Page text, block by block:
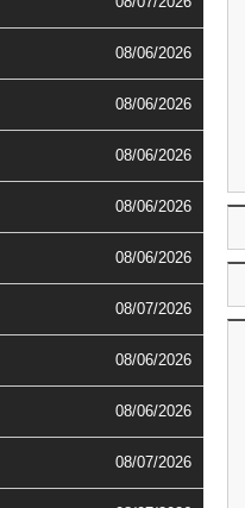
08/06/2026
08/06/2026
08/06/2026
08/06/2026
08/06/2026
08/07/2026
08/06/2026
08/06/2026
08/07/2026